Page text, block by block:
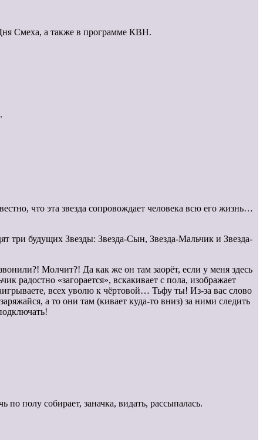
Смеха, а также в программе КВН.
что эта звезда сопровождает человека всю его жизнь…
три будущих Звезды: Звезда-Сын, Звезда-Мальчик и Звезда-
Молчит?! Да как же он там заорёт, если у меня здесь
«загорается», вскакивает с пола, изображает
всех уволю к чёртовой… Тьфу ты! Из-за вас слово
а то они там (кивает куда-то вниз) за ними следить
полу собирает, заначка, видать, рассыпалась.